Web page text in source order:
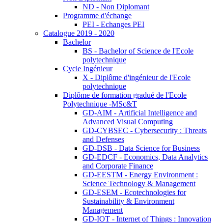
ND - Non Diplomant
Programme d'échange
PEI - Echanges PEI
Catalogue 2019 - 2020
Bachelor
BS - Bachelor of Science de l'Ecole
polytechnique
Cycle Ingénieur
X - Diplôme d'ingénieur de l'Ecole
polytechnique
Diplôme de formation gradué de l'Ecole
Polytechnique -MSc&T
GD-AIM - Artificial Intelligence and
Advanced Visual Computing
GD-CYBSEC - Cybersecurity : Threats
and Defenses
GD-DSB - Data Science for Business
GD-EDCF - Economics, Data Analytics
and Corporate Finance
GD-EESTM - Energy Environment :
Science Technology & Management
GD-ESEM - Ecotechnologies for
Sustainability & Environment
Management
GD-IOT - Internet of Things : Innovation